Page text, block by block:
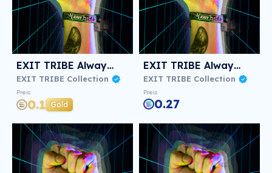
EXIT TRIBE Always! #1064
EXIT TRIBE Collection
Preis
0.1 Gold
EXIT TRIBE Always! #1256
EXIT TRIBE Collection
Preis
0.27